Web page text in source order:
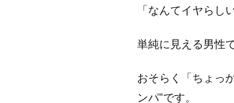
「なんてイヤらし
単純に見える男性
おそらく「ちょっ
ンパ”です。